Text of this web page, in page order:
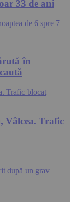
33 de ani
în
Vâlcea. Trafic